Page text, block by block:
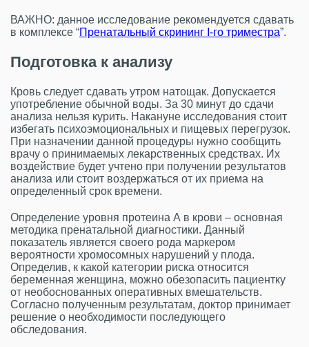
ВАЖНО: данное исследование рекомендуется сдавать
в комплексе “Пренатальный скрининг I-го триместра”.
Подготовка к анализу
Кровь следует сдавать утром натощак. Допускается
употребление обычной воды. За 30 минут до сдачи
анализа нельзя курить. Накануне исследования стоит
избегать психоэмоциональных и пищевых перегрузок.
При назначении данной процедуры нужно сообщить
врачу о принимаемых лекарственных средствах. Их
воздействие будет учтено при получении результатов
анализа или стоит воздержаться от их приема на
определенный срок времени.
Определение уровня протеина А в крови – основная
методика пренатальной диагностики. Данный
показатель является своего рода маркером
вероятности хромосомных нарушений у плода.
Определив, к какой категории риска относится
беременная женщина, можно обезопасить пациентку
от необоснованных оперативных вмешательств.
Согласно полученным результатам, доктор принимает
решение о необходимости последующего
обследования.